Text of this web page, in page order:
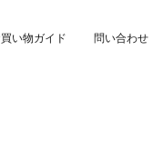
い物ガイド 問い合わせ